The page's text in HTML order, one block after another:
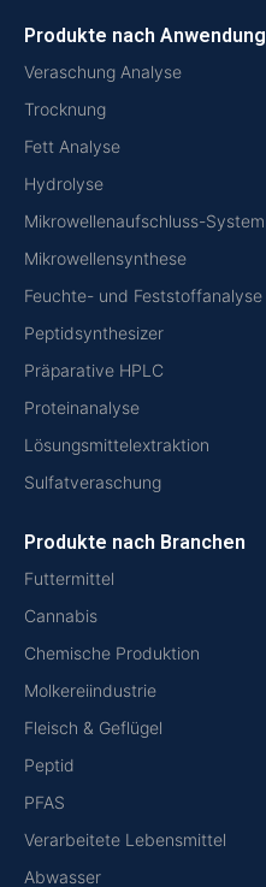
Produkte nach Anwendung
Veraschung Analyse
Trocknung
Fett Analyse
Hydrolyse
Mikrowellenaufschluss-System
Mikrowellensynthese
Feuchte- und Feststoffanalyse
Peptidsynthesizer
Präparative HPLC
Proteinanalyse
Lösungsmittelextraktion
Sulfatveraschung
Produkte nach Branchen
Futtermittel
Cannabis
Chemische Produktion
Molkereiindustrie
Fleisch & Geflügel
Peptid
PFAS
Verarbeitete Lebensmittel
Abwasser